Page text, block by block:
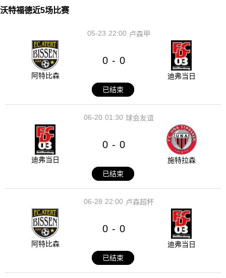
沃特福德近5场比赛
22:00
05-23 卢森甲
阿特比森
0 - 0
迪弗当日
已结束
01:30
06-20 球会友谊
迪弗当日
0 - 0
施特拉森
已结束
22:00
06-28 卢森超杯
阿特比森
0 - 0
迪弗当日
已结束